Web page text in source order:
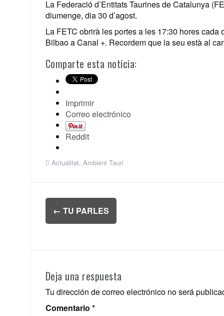
La Federació d’Entitats Taurines de Catalunya
diumenge, dia 30 d’agost.
La FETC obrirà les portes a les 17:30 hores
Bilbao a Canal +. Recordem que la seu està al
Comparte esta noticia:
Imprimir
Correo electrónico
Reddit
Actualitat, Ambient Taurí
Navegación
de← TU PARLES
Deja una respuesta
Tu dirección de correo electrónico no será
Comentario *